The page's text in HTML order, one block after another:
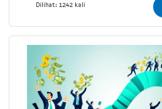
Dilihat: 1242 kali